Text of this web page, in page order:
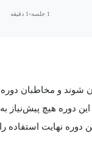
1 جلسه 1 دقیقه
شوند و مخاطبان دوره
دوره هیچ پیش‌نیاز به
نهایت استفاده را